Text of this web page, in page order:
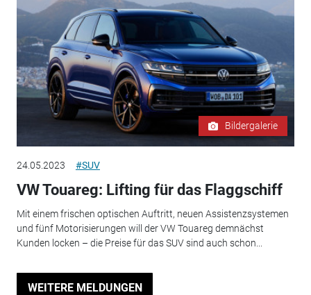
Bildergalerie
24.05.2023 #SUV
VW Touareg: Lifting für das Flaggschiff
Mit einem frischen optischen Auftritt, neuen Assistenzsystemen
und fünf Motorisierungen will der VW Touareg demnächst
Kunden locken – die Preise für das SUV sind auch schon...
WEITERE MELDUNGEN